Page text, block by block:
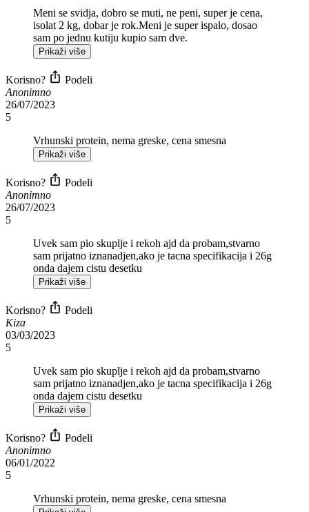
Meni se svidja, dobro se muti, ne peni, super je cena,
isolat 2 kg, dobar je rok.Meni je super ispalo, dosao
sam po jednu kutiju kupio sam dve.
Prikaži više
Korisno?
Podeli
Anonimno
26/07/2023
5
Vrhunski protein, nema greske, cena smesna
Prikaži više
Korisno?
Podeli
Anonimno
26/07/2023
5
Uvek sam pio skuplje i rekoh ajd da probam,stvarno
sam prijatno iznanadjen,ako je tacna specifikacija i 26g
onda dajem cistu desetku
Prikaži više
Korisno?
Podeli
Kiza
03/03/2023
5
Uvek sam pio skuplje i rekoh ajd da probam,stvarno
sam prijatno iznanadjen,ako je tacna specifikacija i 26g
onda dajem cistu desetku
Prikaži više
Korisno?
Podeli
Anonimno
06/01/2022
5
Vrhunski protein, nema greske, cena smesna